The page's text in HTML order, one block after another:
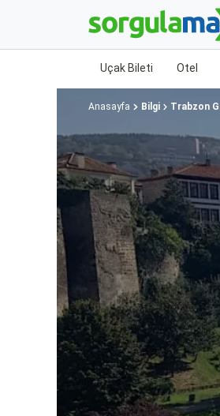
Uçak Bileti Otel
Anasayfa Bilgi Trabzon